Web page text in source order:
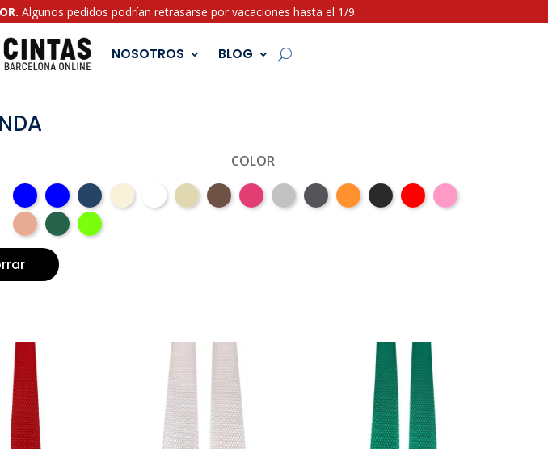
Algunos pedidos podrían retrasarse por vacaciones hasta el 1/9.
NOSOTROS BLOG
COLOR